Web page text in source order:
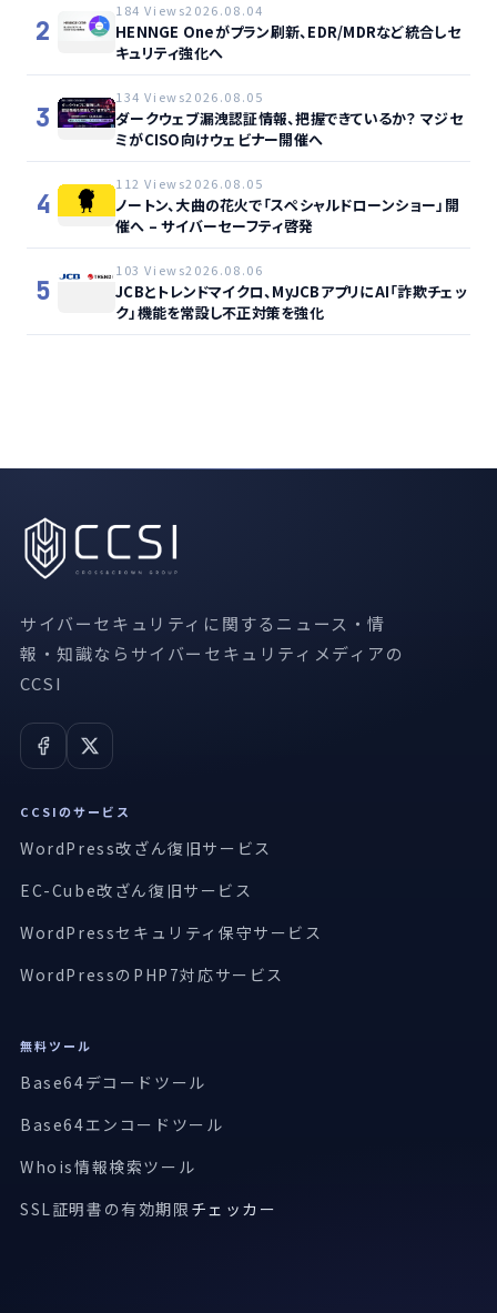
2
184 Views2026.08.04
HENNGE Oneがプラン刷新、EDR/MDRなど統合しセ
キュリティ強化へ
3
134 Views2026.08.05
ダークウェブ漏洩認証情報、把握できているか？ マジセ
ミがCISO向けウェビナー開催へ
4
112 Views2026.08.05
ノートン、大曲の花火で「スペシャルドローンショー」開
催へ – サイバーセーフティ啓発
5
103 Views2026.08.06
JCBとトレンドマイクロ、MyJCBアプリにAI「詐欺チェッ
ク」機能を常設し不正対策を強化
サイバーセキュリティに関するニュース・情
報・知識ならサイバーセキュリティメディアの
CCSI
CCSIのサービス
WordPress改ざん復旧サービス
EC-Cube改ざん復旧サービス
WordPressセキュリティ保守サービス
WordPressのPHP7対応サービス
無料ツール
Base64デコードツール
Base64エンコードツール
Whois情報検索ツール
SSL証明書の有効期限 チェッカー